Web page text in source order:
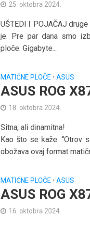
25. oktobra 2024.
UŠTEDI I POJAČAJ
je. Pre par dana smo
ploče. Gigabyte...
MATIČNE PLOČE • ASUS
ASUS ROG
18. oktobra 2024.
Sitna, ali dinamitna!
Kao što se kaže: “Otrov
obožava ovaj format
MATIČNE PLOČE • ASUS
ASUS ROG
16. oktobra 2024.